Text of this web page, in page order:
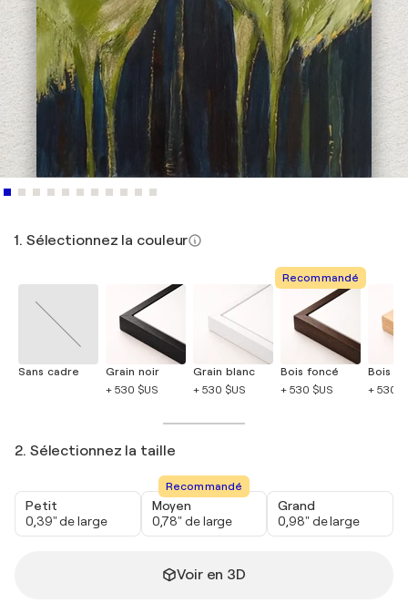
1. Sélectionnez la couleur
Sans cadre
Grain noir
+ 530 $US
Grain blanc
+ 530 $US
Recommandé
Bois foncé
+ 530 $US
Bois
+ 530
2. Sélectionnez la taille
Petit
0,39" de large
Recommandé
Moyen
0,78" de large
Grand
0,98" de large
Voir en 3D